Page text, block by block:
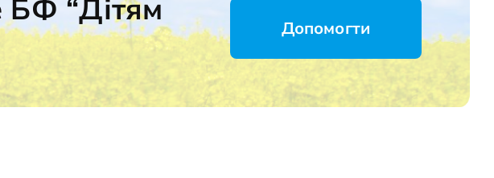
БФ “Дітям
Допомогти